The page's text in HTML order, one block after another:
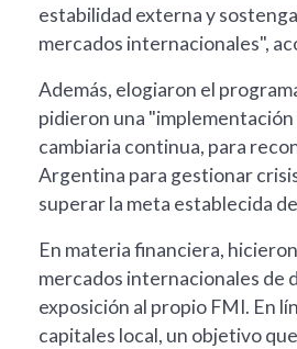
estabilidad externa y
mercados internacionales",
Además, elogiaron el
pidieron una
cambiaria continua, para
Argentina para gestionar
superar la meta establecida
En materia financiera,
mercados internacionales de
exposición al propio FMI. En
capitales local, un objetivo